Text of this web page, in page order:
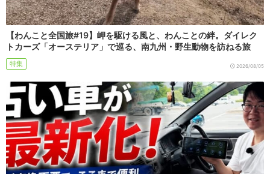
【わんこと全国旅#19】岬を駆ける風と、わんことの絆。ダイレク
トカーズ「オーステリア」で巡る、南九州・野生動物を訪ねる旅
特集 2026/08/05